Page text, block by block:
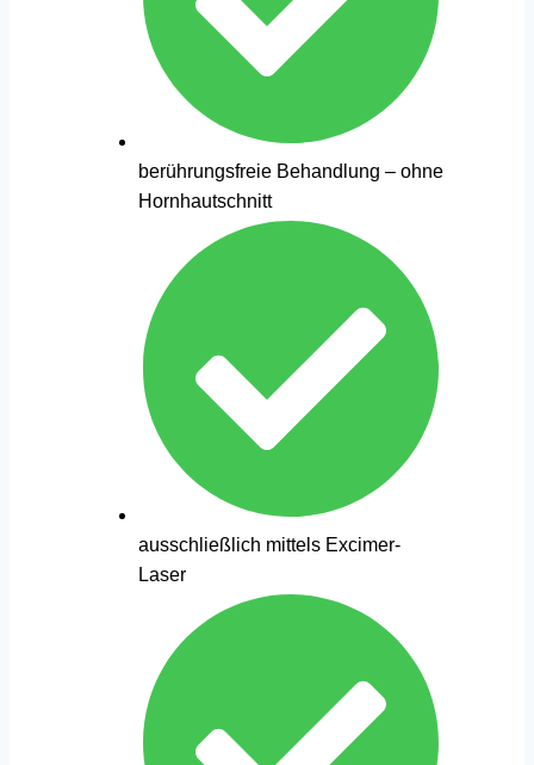
berührungsfreie Behandlung – ohne
Hornhautschnitt
ausschließlich mittels Excimer-
Laser